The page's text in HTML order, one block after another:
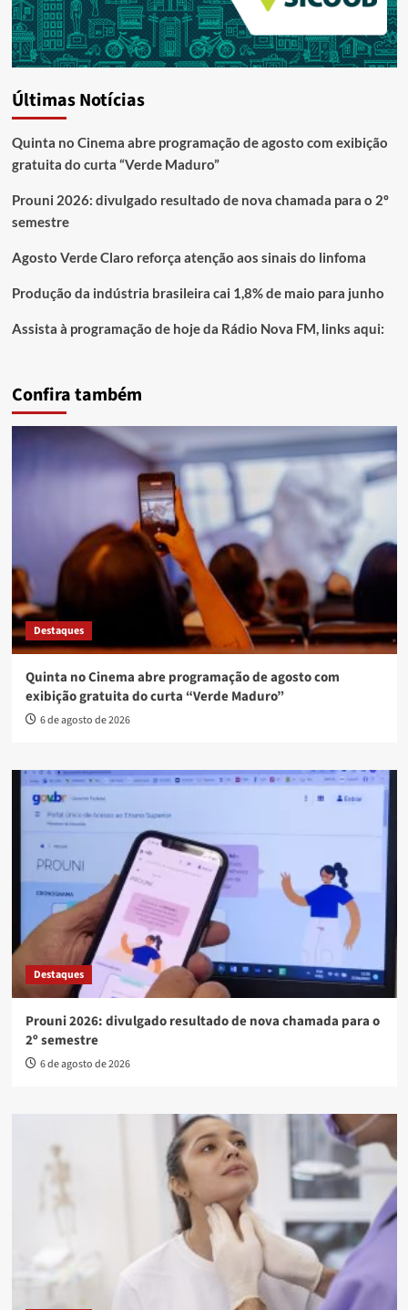
Últimas Notícias
Quinta no Cinema abre programação de agosto com exibição
gratuita do curta “Verde Maduro”
Prouni 2026: divulgado resultado de nova chamada para o 2º
semestre
Agosto Verde Claro reforça atenção aos sinais do linfoma
Produção da indústria brasileira cai 1,8% de maio para junho
Assista à programação de hoje da Rádio Nova FM, links aqui:
Confira também
Destaques
Quinta no Cinema abre programação de agosto com
exibição gratuita do curta “Verde Maduro”
6 de agosto de 2026
Destaques
Prouni 2026: divulgado resultado de nova chamada para o
2º semestre
6 de agosto de 2026